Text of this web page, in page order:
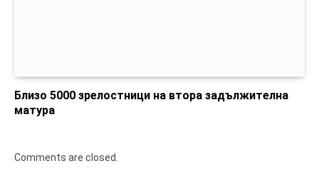
Близо 5000 зрелостници на втора задължителна
матура
Comments are closed.